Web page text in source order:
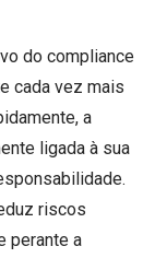
do compliance
cada vez mais
a
ligada à sua
riscos
perante a